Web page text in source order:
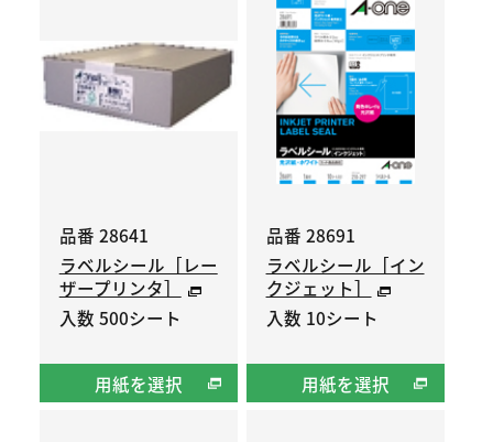
品番 28641
ラベルシール［レー
ザープリンタ］
入数 500シート
用紙を選択
品番 28691
ラベルシール［イン
クジェット］
入数 10シート
用紙を選択